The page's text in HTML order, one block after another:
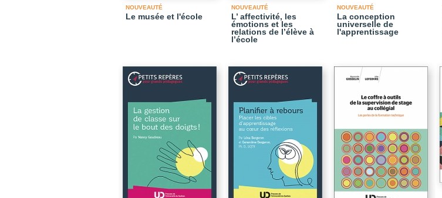
NOUVEAUTÉ
Le musée et l'école
NOUVEAUTÉ
L’ affectivité, les
émotions et les
relations de l’élève à
l’école
NOUVEAUTÉ
La conception
universelle de
l'apprentissage